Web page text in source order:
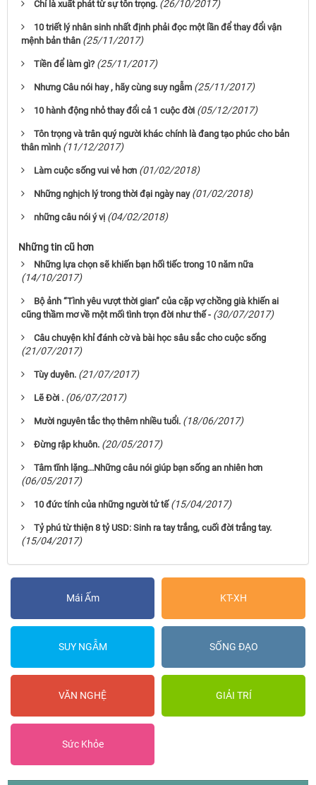
Chỉ là xuất phát từ sự tôn trọng. (26/10/2017)
10 triết lý nhân sinh nhất định phải đọc một lần để thay đổi vận
mệnh bản thân (25/11/2017)
Tiền để làm gì? (25/11/2017)
Nhưng Câu nói hay , hãy cùng suy ngẫm (25/11/2017)
10 hành động nhỏ thay đổi cả 1 cuộc đời (05/12/2017)
Tôn trọng và trân quý người khác chính là đang tạo phúc cho bản
thân mình (11/12/2017)
Làm cuộc sống vui vẻ hơn (01/02/2018)
Những nghịch lý trong thời đại ngày nay (01/02/2018)
những câu nói ý vị (04/02/2018)
Những tin cũ hơn
Những lựa chọn sẽ khiến bạn hối tiếc trong 10 năm nữa
(14/10/2017)
Bộ ảnh “Tình yêu vượt thời gian” của cặp vợ chồng già khiến ai
cũng thầm mơ về một mối tình trọn đời như thế - (30/07/2017)
Câu chuyện khỉ đánh cờ và bài học sâu sắc cho cuộc sống
(21/07/2017)
Tùy duyên. (21/07/2017)
Lẽ Đời . (06/07/2017)
Mười nguyên tắc thọ thêm nhiều tuổi. (18/06/2017)
Đừng rập khuôn. (20/05/2017)
Tâm tĩnh lặng...Những câu nói giúp bạn sống an nhiên hơn
(06/05/2017)
10 đức tính của những người tử tế (15/04/2017)
Tỷ phú từ thiện 8 tỷ USD: Sinh ra tay trắng, cuối đời trắng tay.
(15/04/2017)
Mái Ấm KT-XH
SUY NGẪM SỐNG ĐẠO
VĂN NGHỆ GIẢI TRÍ
Sức Khỏe